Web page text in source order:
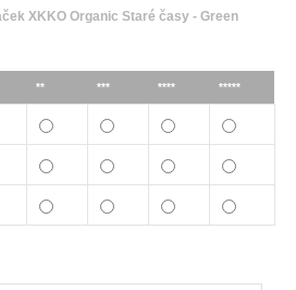
XKKO Organic Staré časy - Green
** *** **** *****